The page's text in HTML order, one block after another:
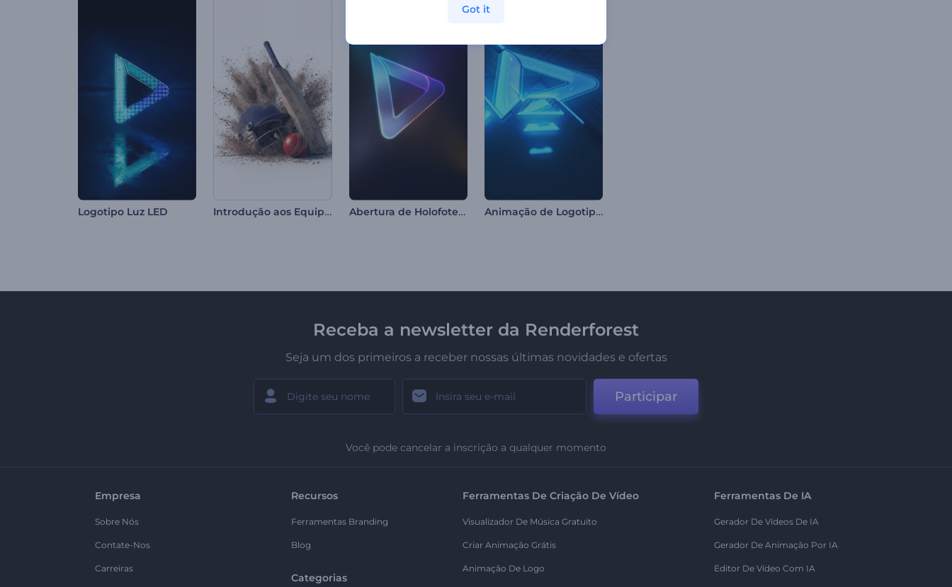
Logotipo Luz LED Introdução aos Equipamentos de Críquete Abertura de Holofotes de Neon Animação de Logotipo Tremor Neon
Receba a newsletter da Renderforest
Seja um dos primeiros a receber nossas últimas novidades e ofertas
Participar
Você pode cancelar a inscrição a qualquer momento
Empresa
Sobre Nós
Contate-Nos
Carreiras
Recursos
Ferramentas Branding
Blog
Categorias
Ferramentas De Criação De Vídeo
Visualizador De Música Gratuito
Criar Animação Grátis
Animação De Logo
Ferramentas De IA
Gerador De Vídeos De IA
Gerador De Animação Por IA
Editor De Vídeo Com IA
Got it